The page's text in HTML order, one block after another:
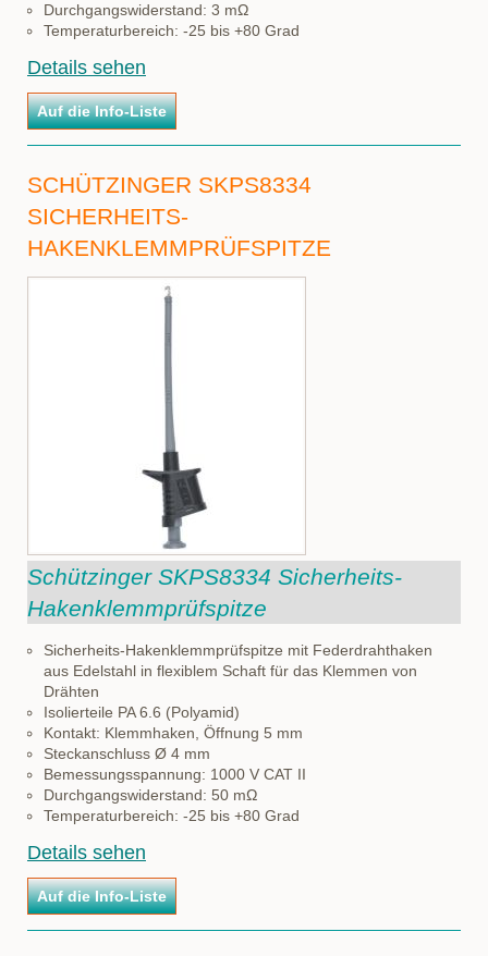
Durchgangswiderstand: 3 mΩ
Temperaturbereich: -25 bis +80 Grad
Details sehen
SCHÜTZINGER SKPS8334
SICHERHEITS-
HAKENKLEMMPRÜFSPITZE
Schützinger SKPS8334 Sicherheits-
Hakenklemmprüfspitze
Sicherheits-Hakenklemmprüfspitze mit Federdrahthaken
aus Edelstahl in flexiblem Schaft für das Klemmen von
Drähten
Isolierteile PA 6.6 (Polyamid)
Kontakt: Klemmhaken, Öffnung 5 mm
Steckanschluss Ø 4 mm
Bemessungsspannung: 1000 V CAT II
Durchgangswiderstand: 50 mΩ
Temperaturbereich: -25 bis +80 Grad
Details sehen